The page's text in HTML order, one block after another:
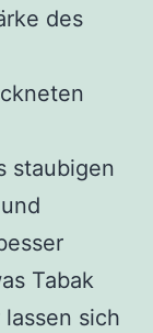
des
staubigen
Tabak
sich